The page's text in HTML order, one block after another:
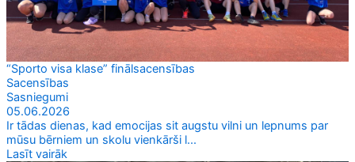
“Sporto visa klase” finālsacensības
Sacensības
Sasniegumi
05.06.2026
Ir tādas dienas, kad emocijas sit augstu vilni un lepnums par
mūsu bērniem un skolu vienkārši l...
Lasīt vairāk